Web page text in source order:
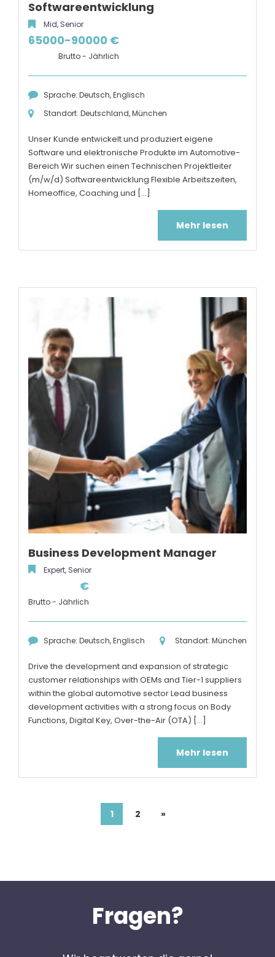
Softwareentwicklung
Mid, Senior
65000-90000 €
Brutto - Jährlich
Sprache: Deutsch, Englisch
Standort: Deutschland, München
Unser Kunde entwickelt und produziert eigene
Software und elektronische Produkte im Automotive-
Bereich Wir suchen einen Technischen Projektleiter
(m/w/d) Softwareentwicklung Flexible Arbeitszeiten,
Homeoffice, Coaching und [...]
Mehr lesen
Business Development Manager
Expert, Senior
€
Brutto - Jährlich
Sprache: Deutsch, Englisch Standort: München
Drive the development and expansion of strategic
customer relationships with OEMs and Tier-1 suppliers
within the global automotive sector Lead business
development activities with a strong focus on Body
Functions, Digital Key, Over-the-Air (OTA) [...]
Mehr lesen
1 2 »
Fragen?